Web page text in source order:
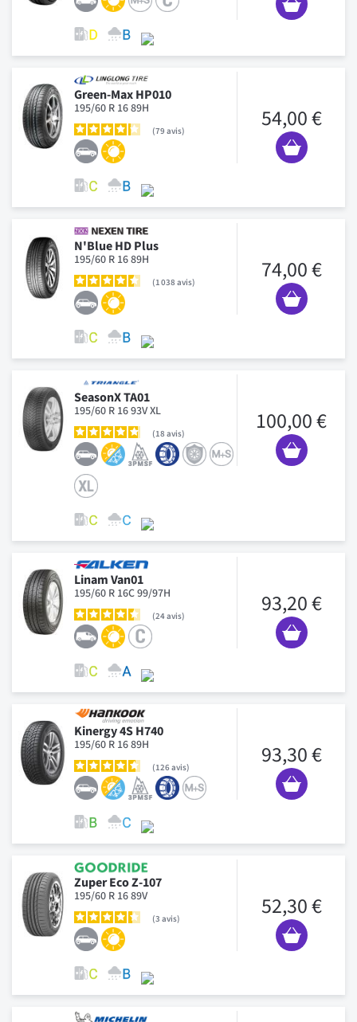
Green-Max HP010
195/60 R 16 89H
79 avis 54,00 €
N'Blue HD Plus
195/60 R 16 89H
1 038 avis 74,00 €
SeasonX TA01
195/60 R 16 93V XL
18 avis 100,00 €
Linam Van01
195/60 R 16C 99/97H
24avis 93,20 €
Kinergy 4S H740
195/60 R 16 89H
126avis 93,30 €
Zuper Eco Z-107
195/60 R 16 89V
3 avis 52,30 €